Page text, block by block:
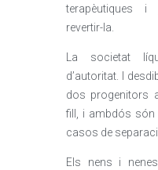
terapèutiques i
revertir-la.
La societat
d’autoritat. I
dos progenitors
fill, i ambdós són
casos de
Els nens i